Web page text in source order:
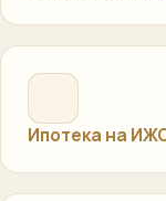
Ипотека на